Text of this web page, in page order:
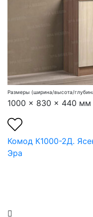
Размеры (ширина/высота/
1000 x 830 x 440 мм
Комод К1000-2Д.
Эра